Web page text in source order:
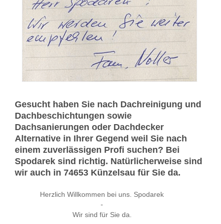
Gesucht haben Sie nach Dachreinigung und
Dachbeschichtungen sowie
Dachsanierungen oder Dachdecker
Alternative in Ihrer Gegend weil Sie nach
einem zuverlässigen Profi suchen? Bei
Spodarek sind richtig. Natürlicherweise sind
wir auch in 74653 Künzelsau für Sie da.
Herzlich Willkommen bei uns. Spodarek
-
Wir sind für Sie da.